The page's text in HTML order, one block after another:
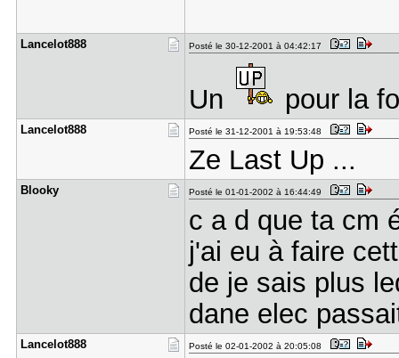
Lancelot88​8 Posté le 30-12-2001 à 04:42:17
Un pour la
Lancelot88​8 Posté le 31-12-2001 à 19:53:48
Ze Last Up ...
Blooky Posté le 01-01-2002 à 16:44:49
c a d que ta cm
j'ai eu à faire
de je sais plus
dane elec
Lancelot88​8 Posté le 02-01-2002 à 20:05:08